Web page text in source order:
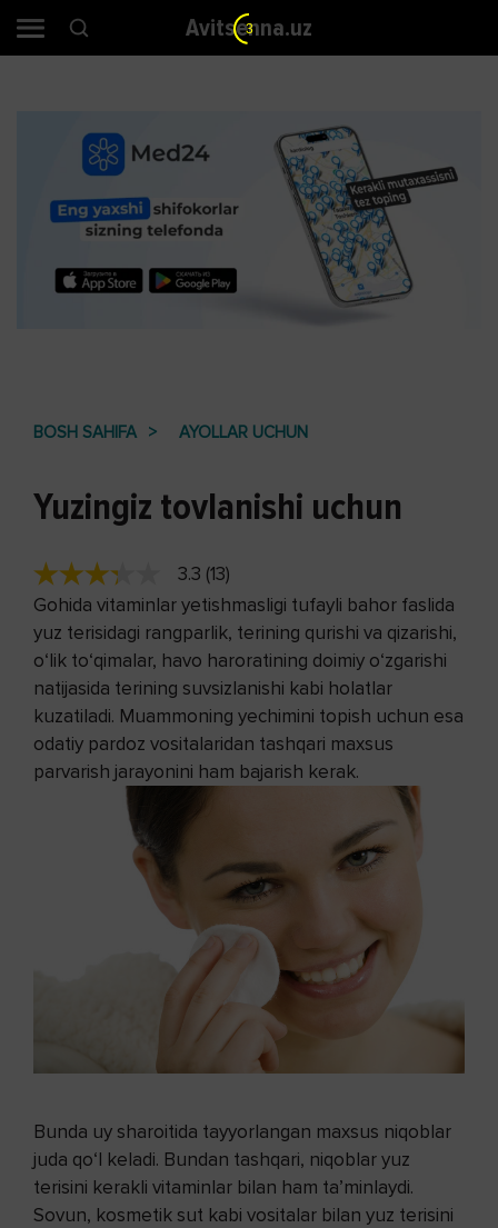
Avitsenna.uz
BOSH SAHIFA AYOLLAR UCHUN
Yuzingiz tovlanishi uchun
3.3 (13)
Gohida vitaminlar yetishmasligi tufayli bahor faslida
yuz terisidagi rangparlik, terining qurishi va qizarishi,
o‘lik to‘qimalar, havo haroratining doimiy o‘zgarishi
natijasida terining suvsizlanishi kabi holatlar
kuzatiladi. Muammoning yechimini topish uchun esa
odatiy pardoz vositalaridan tashqari maxsus
parvarish jarayonini ham bajarish kerak.
Bunda uy sharoitida tayyorlangan maxsus niqoblar
juda qo‘l keladi. Bundan tashqari, niqoblar yuz
terisini kerakli vitaminlar bilan ham ta’minlaydi.
Sovun, kosmetik sut kabi vositalar bilan yuz terisini
2